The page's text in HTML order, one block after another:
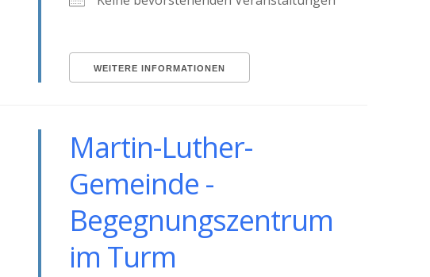
WEITERE INFORMATIONEN
Martin-Luther-
Gemeinde -
Begegnungszentrum
im Turm